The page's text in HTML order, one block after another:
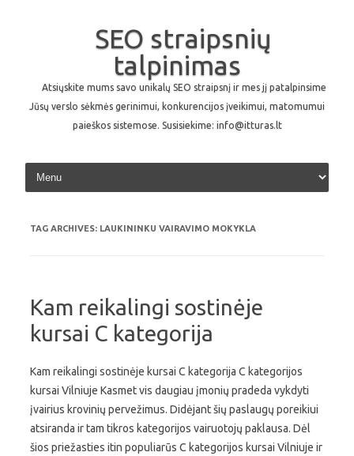
SEO straipsnių
talpinimas
Atsiųskite mums savo unikalų SEO straipsnį ir mes jį patalpinsime
Jūsų verslo sėkmės gerinimui, konkurencijos įveikimui, matomumui
paieškos sistemose. Susisiekime: info@itturas.lt
Skip to content
TAG ARCHIVES: LAUKININKU VAIRAVIMO MOKYKLA
Kam reikalingi sostinėje
kursai C kategorija
Kam reikalingi sostinėje kursai C kategorija C kategorijos
kursai Vilniuje Kasmet vis daugiau įmonių pradeda vykdyti
įvairius krovinių pervežimus. Didėjant šių paslaugų poreikiui
atsiranda ir tam tikros kategorijos vairuotojų paklausa. Dėl
šios priežasties itin populiarūs C kategorijos kursai Vilniuje ir